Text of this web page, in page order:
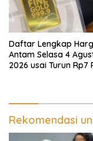
Daftar Lengkap
Antam Selasa 4
2026 usai Turun Rp7
Rekomendasi